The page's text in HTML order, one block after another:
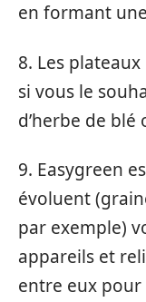
en formant
8. Les
si vous le
d’herbe de
9. Easygreen
évoluent
par exemple)
appareils et
entre eux pour